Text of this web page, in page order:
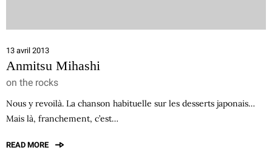
13 avril 2013
Anmitsu Mihashi
on the rocks
Nous y revoilà. La chanson habituelle sur les desserts japonais…
Mais là, franchement, c’est…
READ MORE